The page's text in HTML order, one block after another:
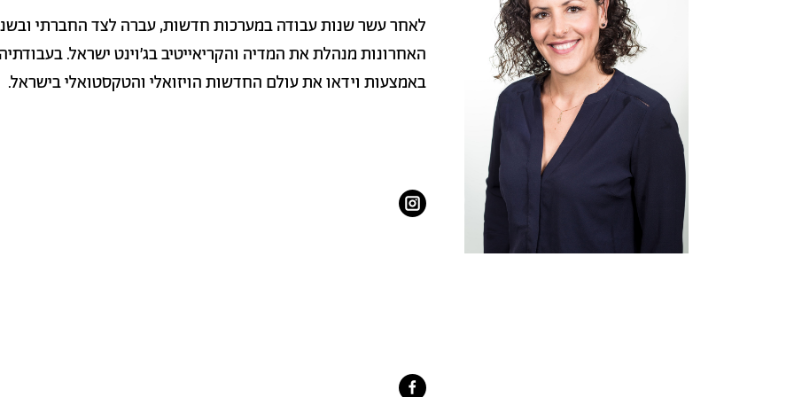
לאחר עשר שנות עבודה במערכות חדשות, עברה לצד החברתי
האחרונות מנהלת את המדיה והקריאייטיב בג'וינט ישראל.
באמצעות וידאו את עולם החדשות הויזואלי והטקסטואלי בישראל.